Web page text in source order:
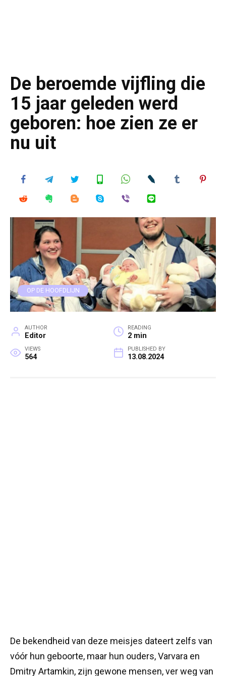
De beroemde vijfling die
15 jaar geleden werd
geboren: hoe zien ze er
nu uit
OP DE HOOFDLIJN
AUTHOR
Editor
READING
2 min
VIEWS
564
PUBLISHED BY
13.08.2024
De bekendheid van deze meisjes dateert zelfs van
vóór hun geboorte, maar hun ouders, Varvara en
Dmitry Artamkin, zijn gewone mensen, ver weg van